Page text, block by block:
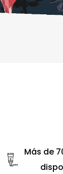
Más de